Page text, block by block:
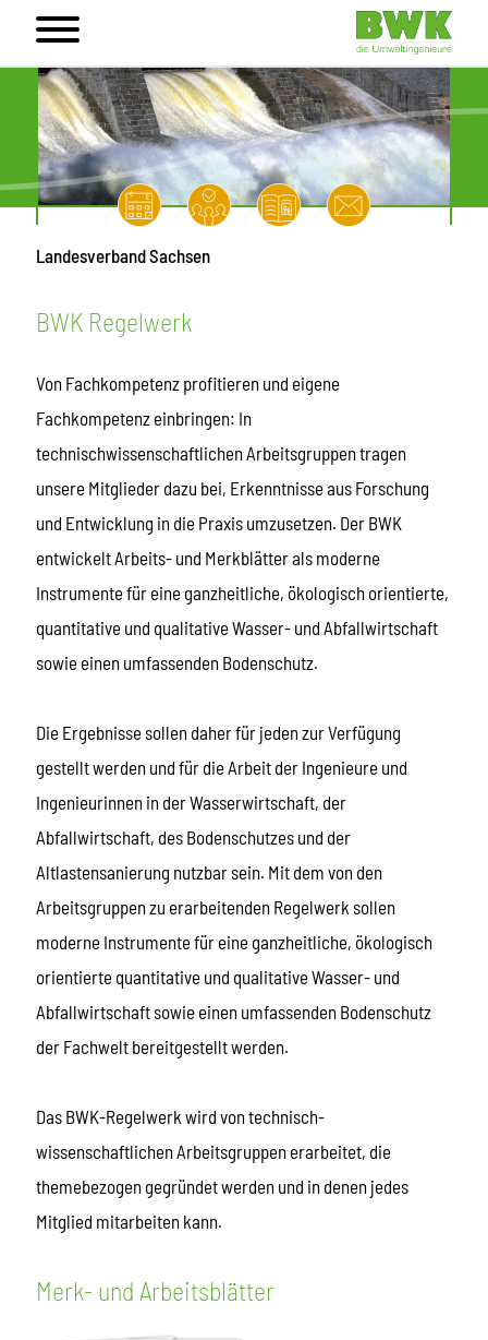
Landesverband Sachsen
BWK Regelwerk
Von Fachkompetenz profitieren und eigene
Fachkompetenz einbringen: In
technischwissenschaftlichen Arbeitsgruppen tragen
unsere Mitglieder dazu bei, Erkenntnisse aus Forschung
und Entwicklung in die Praxis umzusetzen. Der BWK
entwickelt Arbeits- und Merkblätter als moderne
Instrumente für eine ganzheitliche, ökologisch orientierte,
quantitative und qualitative Wasser- und Abfallwirtschaft
sowie einen umfassenden Bodenschutz.
Die Ergebnisse sollen daher für jeden zur Verfügung
gestellt werden und für die Arbeit der Ingenieure und
Ingenieurinnen in der Wasserwirtschaft, der
Abfallwirtschaft, des Bodenschutzes und der
Altlastensanierung nutzbar sein. Mit dem von den
Arbeitsgruppen zu erarbeitenden Regelwerk sollen
moderne Instrumente für eine ganzheitliche, ökologisch
orientierte quantitative und qualitative Wasser- und
Abfallwirtschaft sowie einen umfassenden Bodenschutz
der Fachwelt bereitgestellt werden.
Das BWK-Regelwerk wird von technisch-
wissenschaftlichen Arbeitsgruppen erarbeitet, die
themebezogen gegründet werden und in denen jedes
Mitglied mitarbeiten kann.
Merk- und Arbeitsblätter